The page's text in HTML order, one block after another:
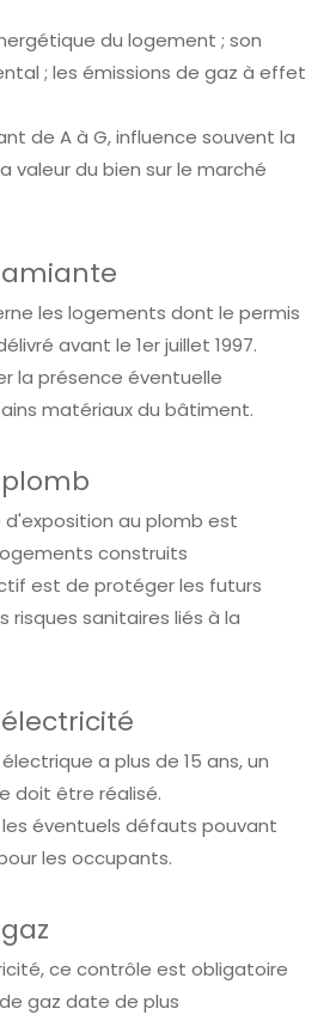
du logement ; son
; les émissions de gaz à effet
de A à G, influence souvent la
valeur du bien sur le marché
les logements dont le permis
avant le 1er juillet 1997.
la présence éventuelle
matériaux du bâtiment.
au plomb est
construits
est de protéger les futurs
sanitaires liés à la
a plus de 15 ans, un
doit être réalisé.
éventuels défauts pouvant
les occupants.
ce contrôle est obligatoire
gaz date de plus